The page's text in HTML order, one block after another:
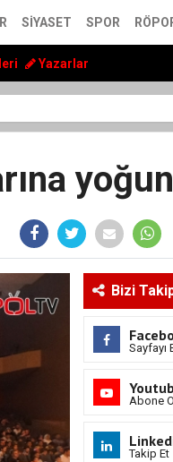
SIYASET SPOR
Yazarlar
Bizi
Sayfayı
Abone Ol
Takip Et